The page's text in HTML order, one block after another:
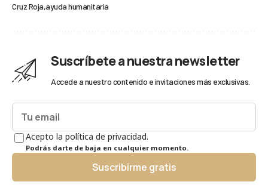
Cruz Roja ayuda humanitaria
Suscríbete a nuestra newsletter
Accede a nuestro contenido e invitaciones más exclusivas.
Acepto la política de privacidad.
Podrás darte de baja en cualquier momento.
Suscribirme gratis